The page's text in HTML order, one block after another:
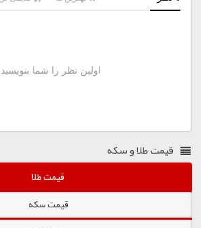
قیمت طلا و سکه
قیمت طلا
قیمت سکه